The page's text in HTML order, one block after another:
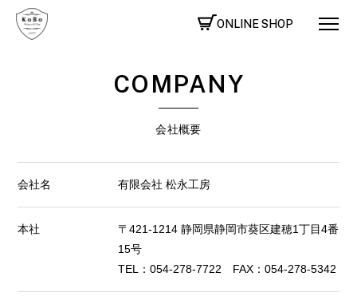
ONLINE SHOP
COMPANY
会社概要
会社名 有限会社 松永工房
本社
〒421-1214 静岡県静岡市葵区建穂1丁目4番
15号
TEL：054-278-7722 FAX：054-278-5342